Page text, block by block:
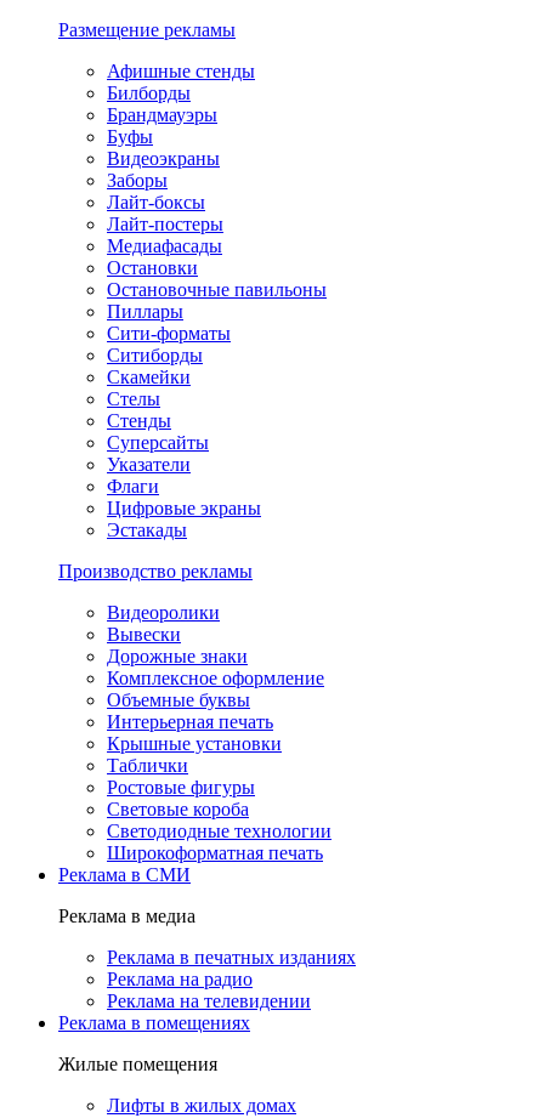
Размещение рекламы
Афишные стенды
Билборды
Брандмауэры
Буфы
Видеоэкраны
Заборы
Лайт-боксы
Лайт-постеры
Медиафасады
Остановки
Остановочные павильоны
Пиллары
Сити-форматы
Ситиборды
Скамейки
Стелы
Стенды
Суперсайты
Указатели
Флаги
Цифровые экраны
Эстакады
Производство рекламы
Видеоролики
Вывески
Дорожные знаки
Комплексное оформление
Объемные буквы
Интерьерная печать
Крышные установки
Таблички
Ростовые фигуры
Световые короба
Светодиодные технологии
Широкоформатная печать
Реклама в СМИ
Реклама в медиа
Реклама в печатных изданиях
Реклама на радио
Реклама на телевидении
Реклама в помещениях
Жилые помещения
Лифты в жилых домах